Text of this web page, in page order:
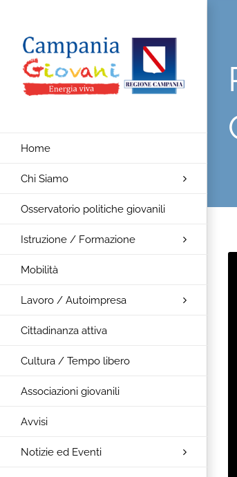
contenuto
Home
Chi Siamo
Osservatorio politiche giovanili
Istruzione / Formazione
Mobilità
Lavoro / Autoimpresa
Cittadinanza attiva
Cultura / Tempo libero
Associazioni giovanili
Avvisi
Notizie ed Eventi